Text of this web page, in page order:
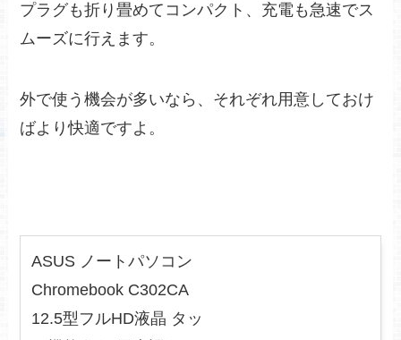
プラグも折り畳めてコンパクト、充電も急速でス
ムーズに行えます。
外で使う機会が多いなら、それぞれ用意しておけ
ばより快適ですよ。
ASUS ノートパソコン
Chromebook C302CA
12.5型フルHD液晶 タッ